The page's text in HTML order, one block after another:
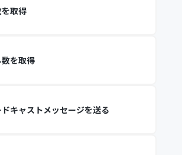
取得
を取得
キャストメッセージを送る